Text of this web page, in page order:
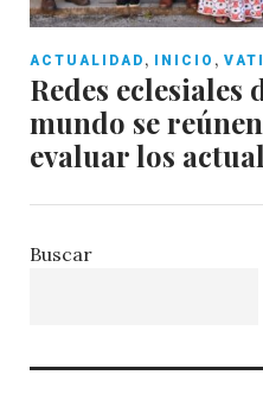
ACTUALIDAD , INICIO ,
Redes eclesiales
mundo se
evaluar los
Buscar